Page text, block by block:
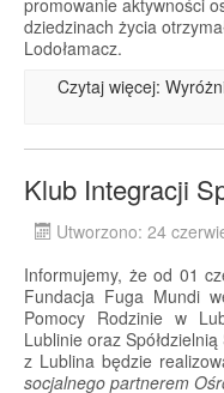
promowanie aktywności
dziedzinach życia
Lodołamacz.
Czytaj więcej:
Klub Integracji
Utworzono: 24
Informujemy, że od 01
Fundacja Fuga Mundi
Pomocy Rodzinie w
Lublinie oraz Spółdzielnią
z Lublina będzie
socjalnego partnerem